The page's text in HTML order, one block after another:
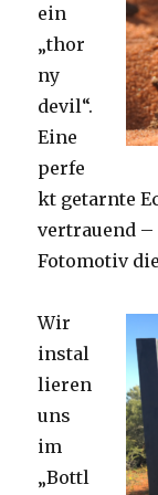
ein
„thor
ny
devil“.
Eine
perfe
kt getarnte
vertrauend
Fotomotiv
Wir
instal
lieren
uns
im
„Bottl